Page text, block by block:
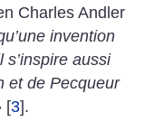
Charles Andler
invention
aussi
et de Pecqueur
[3].